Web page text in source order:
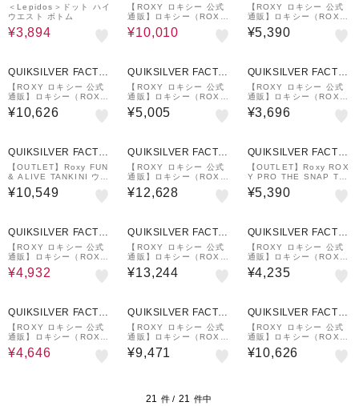
UTLET
＜Lepidos＞ドット ハイ
ウエスト ボトム
¥3,894
RY OUTLET STORE
【ROXY ロキシー 公式
通販】ロキシー（ROX
Y）【OUTLET】Roxy P
LAYA PARADISE ONE
¥10,010
RY OUTLET STORE
【ROXY ロキシー 公式
通販】ロキシー（ROX
Y）【OUTLET】Roxy R
OXY PRO THE TAKE
¥5,390
QUIKSILVER FACTO
RY OUTLET STORE
【ROXY ロキシー 公式
通販】ロキシー（ROX
Y）【OUTLET】Roxy A
RTSY FLORAL ウィメ
¥10,626
QUIKSILVER FACTO
RY OUTLET STORE
【ROXY ロキシー 公式
通販】ロキシー（ROX
Y）【OUTLET】Roxy R
OXY PRO THE 93 WIN
¥5,005
QUIKSILVER FACTO
RY OUTLET STORE
【ROXY ロキシー 公式
通販】ロキシー（ROX
Y）【OUTLET】Roxy E
VENING CALM ボード
¥3,696
QUIKSILVER FACTO
RY OUTLET STORE
【OUTLET】Roxy FUN
& ALIVE TANKINI ウィ
メンズ タンキニセット
水着 <2025 RETRO SU
¥10,549
QUIKSILVER FACTO
RY OUTLET STORE
【ROXY ロキシー 公式
通販】ロキシー（ROX
Y）【OUTLET】Roxy S
TOP THE DROPS ウィ
¥12,628
QUIKSILVER FACTO
RY OUTLET STORE
【OUTLET】Roxy ROX
Y PRO THE SNAP TU
RN CHEEKY ウィメン
ズ ビキニボトム
¥5,390
QUIKSILVER FACTO
RY OUTLET STORE
【ROXY ロキシー 公式
通販】ロキシー（ROX
Y）【OUTLET】Roxy H
OLA BONITA
¥4,932
QUIKSILVER FACTO
RY OUTLET STORE
【ROXY ロキシー 公式
通販】ロキシー（ROX
Y）【OUTLET】Roxy C
ATCH THE WATER ウ
¥13,244
QUIKSILVER FACTO
RY OUTLET STORE
【ROXY ロキシー 公式
通販】ロキシー（ROX
Y）【OUTLET】Roxy L
UNCH CALM PRINT ウ
¥4,235
QUIKSILVER FACTO
RY OUTLET STORE
【ROXY ロキシー 公式
通販】ロキシー（ROX
Y）【OUTLET】Roxy N
EW FASHION BOARD
¥4,646
QUIKSILVER FACTO
RY OUTLET STORE
【ROXY ロキシー 公式
通販】ロキシー（ROX
Y）【OUTLET】Roxy C
OASTAL ESCAPE BIK
¥9,471
QUIKSILVER FACTO
RY OUTLET STORE
【ROXY ロキシー 公式
通販】ロキシー（ROX
Y）【OUTLET】Roxy T
IDE & TAN ウィメンズ
¥10,626
21 件 / 21 件中